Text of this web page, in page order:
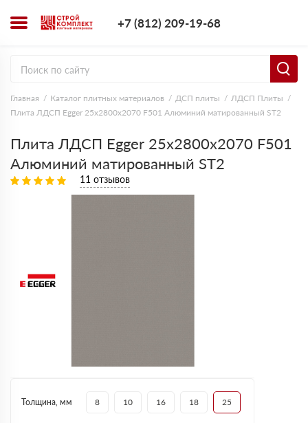
+7 (812) 209-19-68
Главная Каталог плитных материалов ДСП плиты
ЛДСП Плиты
Плита ЛДСП Egger 25х2800х2070 F501 Алюминий матированный ST2
Плита ЛДСП Egger 25х2800х2070 F501
Алюминий матированный ST2
11 отзывов
Толщина, мм 8 10 16 18 25